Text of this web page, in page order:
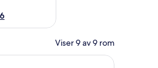
Viser 9 av 9 rom
sengetøy
Dobbeltrom | Skrivebord, skrivebord for